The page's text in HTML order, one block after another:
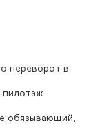
переворот в
обязывающий,